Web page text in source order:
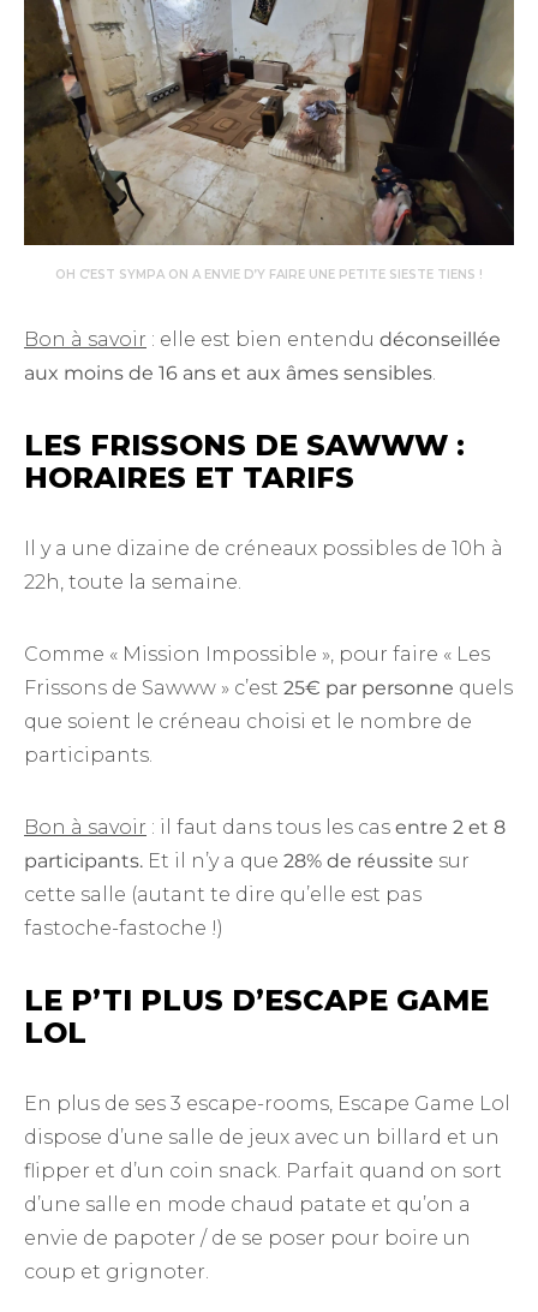
OH C’EST SYMPA ON A ENVIE D’Y FAIRE UNE PETITE SIESTE TIENS !
Bon à savoir : elle est bien entendu déconseillée
aux moins de 16 ans et aux âmes sensibles
LES FRISSONS DE SAWWW :
HORAIRES ET TARIFS
Il y a une dizaine de créneaux possibles de 10h à
22h, toute la semaine.
Comme « Mission Impossible », pour faire « Les
Frissons de Sawww » c’est 25€ par personne quels
que soient le créneau choisi et le nombre de
participants.
Bon à savoir : il faut dans tous les cas entre 2 et 8
participants. Et il n’y a que 28% de réussite sur
cette salle (autant te dire qu’elle est pas
fastoche-fastoche !)
LE P’TI PLUS D’ESCAPE GAME
LOL
En plus de ses 3 escape-rooms, Escape Game Lol
dispose d’une salle de jeux avec un billard et un
flipper et d’un coin snack. Parfait quand on sort
d’une salle en mode chaud patate et qu’on a
envie de papoter / de se poser pour boire un
coup et grignoter.